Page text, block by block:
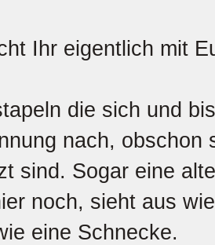
Ihr eigentlich mit
die sich und
nach, obschon
sind. Sogar eine
noch, sieht aus
eine Schnecke.